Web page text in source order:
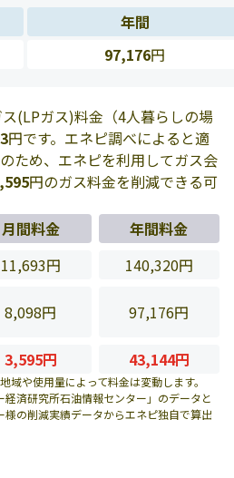
年間
97,176円
(LPガス)料金（4人暮らしの場
円です。エネピ調べによると適
ため、エネピを利用してガス会
円のガス料金を削減できる可
月間料金
年間料金
11,693円
140,320円
8,098円 97,176円
3,595円 43,144円
や使用量によって料金は変動します。
済研究所石油情報センター」のデータと
の削減実績データからエネピ独自で算出